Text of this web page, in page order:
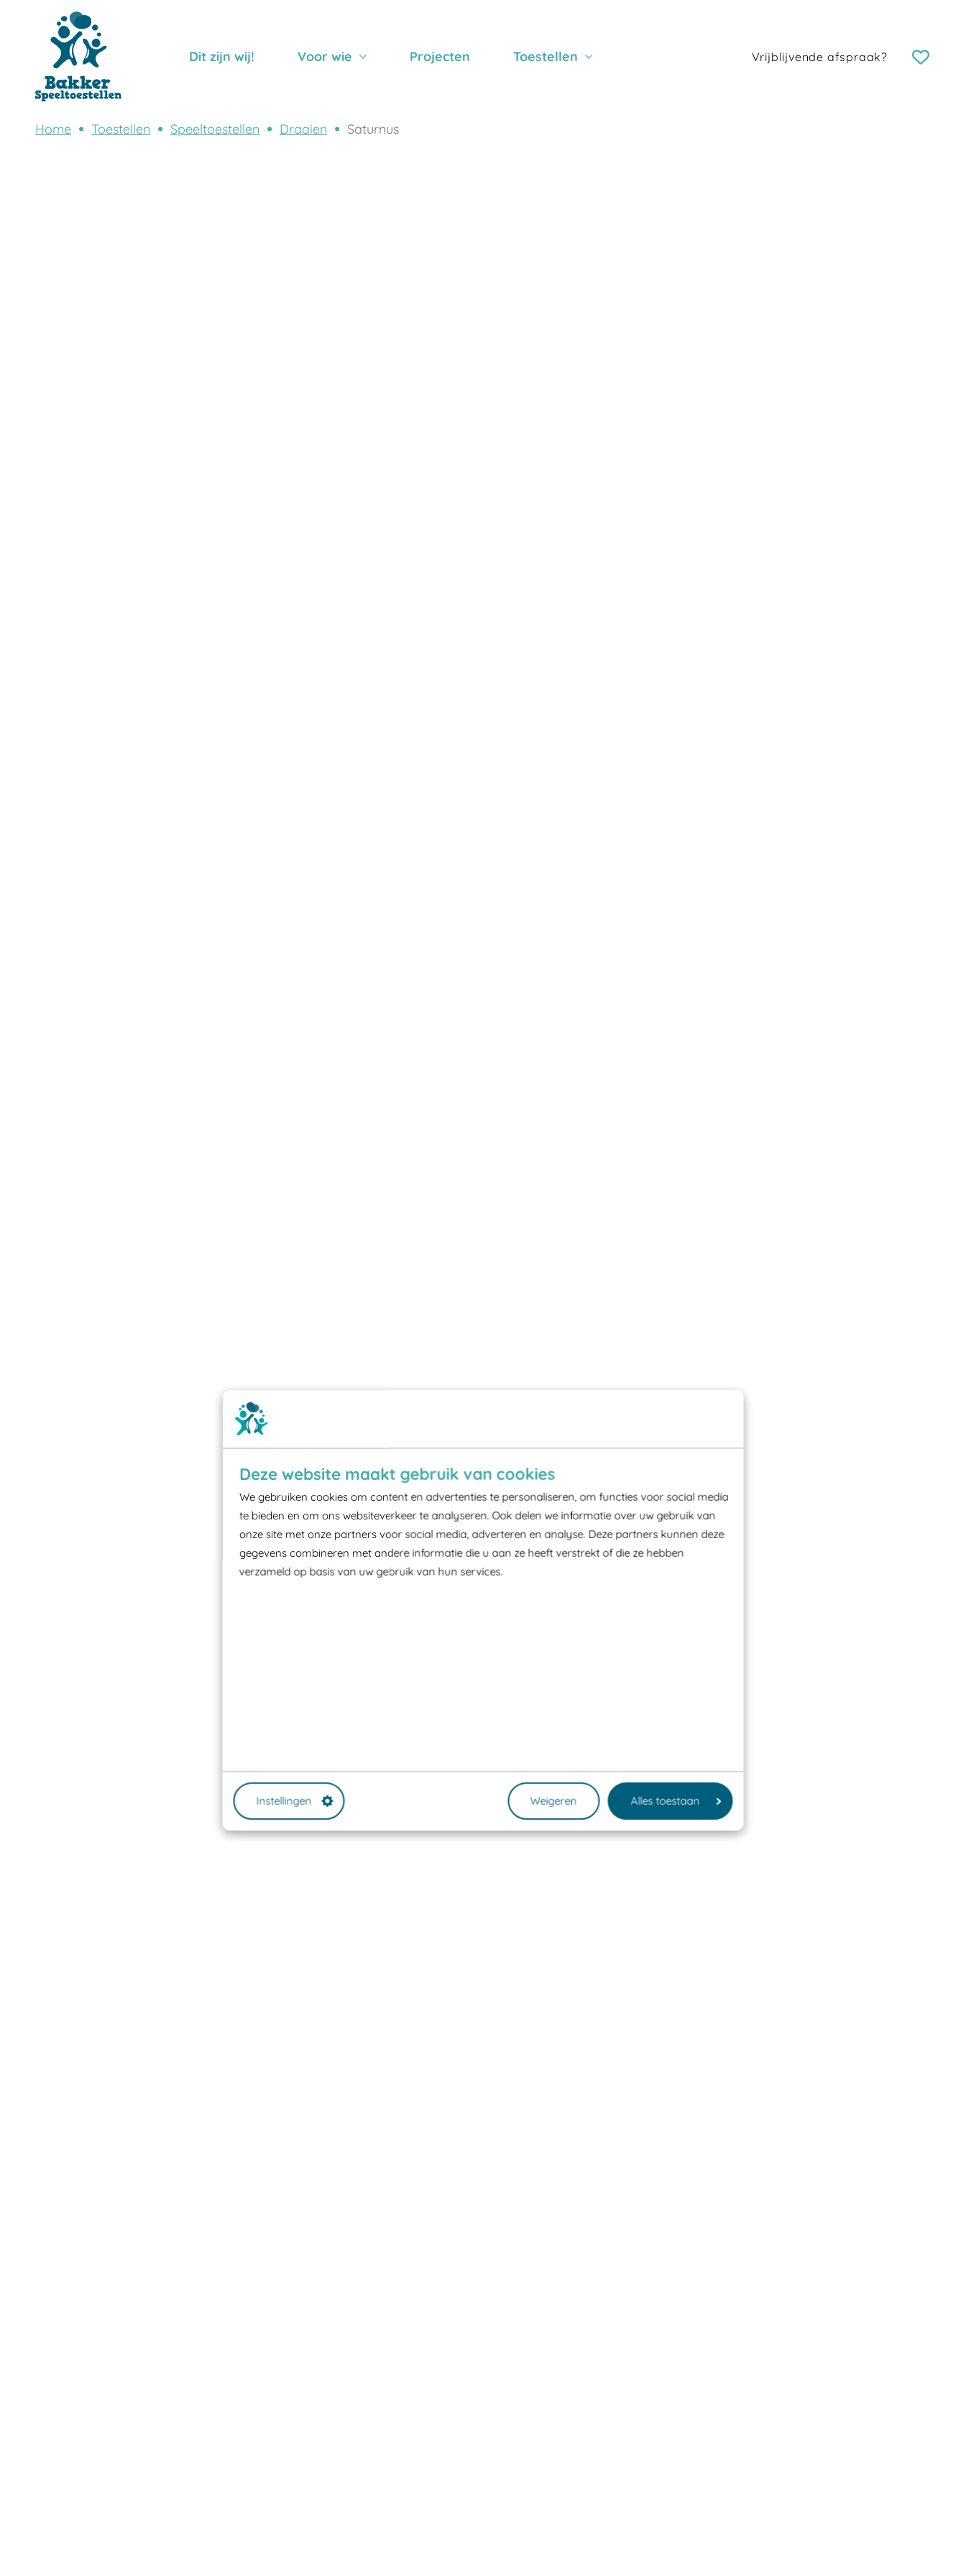
Deze website maakt gebruik van cookies
We gebruiken cookies om content en advertenties te personaliseren, om functies voor social media
te bieden en om ons websiteverkeer te analyseren. Ook delen we informatie over uw gebruik van
onze site met onze partners voor social media, adverteren en analyse. Deze partners kunnen deze
gegevens combineren met andere informatie die u aan ze heeft verstrekt of die ze hebben
verzameld op basis van uw gebruik van hun services.
Instellingen Weigeren Alles toestaan
Dit zijn wij! Voor wie Projecten Toestellen Vrijblijvende afspraak?
Home Toestellen Speeltoestellen Draaien Saturnus